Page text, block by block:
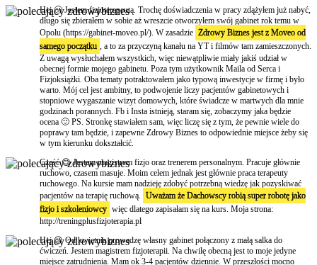
Hej 🙂 Jestem fizjoterapeutą. Trochę doświadczenia w pracy zdążyłem już nabyć,
długo się zbierałem w sobie aż wreszcie otworzyłem swój gabinet rok temu w
Opolu (https://gabinet-moveo.pl/). W zasadzie Zdrowy Biznes jest z Moveo od
samego początku , a to za przyczyną kanału na YT i filmów tam zamieszczonych.
Z uwagą wysłuchałem wszystkich, więc niewątpliwie miały jakiś udział w
obecnej formie mojego gabinetu. Poza tym użytkownik Maila od Serca i
Fizjoksiążki. Oba tematy potraktowałem jako typową inwestycje w firmę i było
warto. Mój cel jest ambitny, to podwojenie liczy pacjentów gabinetowych i
stopniowe wygaszanie wizyt domowych, które świadcze w martwych dla mnie
godzinach porannych. Fb i Insta istnieją, staram się, zobaczymy jaka będzie
ocena 🙂 PS. Stronkę stawiałem sam, więc liczę się z tym, że pewnie wiele do
poprawy tam będzie, i zapewne Zdrowy Biznes to odpowiednie miejsce żeby się
w tym kierunku dokształcić.
Cześć 😊 Jestem magistrem fizjo oraz trenerem personalnym. Pracuje głównie
ruchowo, czasem masuje. Moim celem jednak jest głównie praca terapeuty
ruchowego. Na kursie mam nadzieję zdobyć potrzebną wiedzę jak pozyskiwać
pacjentów na terapię ruchową. Uważam że Dachowscy robią super robotę jako
fizjo i szkoleniowcy więc dlatego zapisałam się na kurs. Moja strona:
http://treningplusfizjoterapia.pl
Hej 😉 Od kwietnia prowadzę własny gabinet połączony z małą salka do
ćwiczeń. Jestem magistrem fizjoterapii. Na chwilę obecną jest to moje jedyne
miejsce zatrudnienia. Mam ok 3-4 pacjentów dziennie. W przeszłości mocno